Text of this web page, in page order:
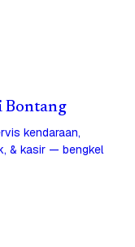
Bontang
kendaraan,
& kasir — bengkel